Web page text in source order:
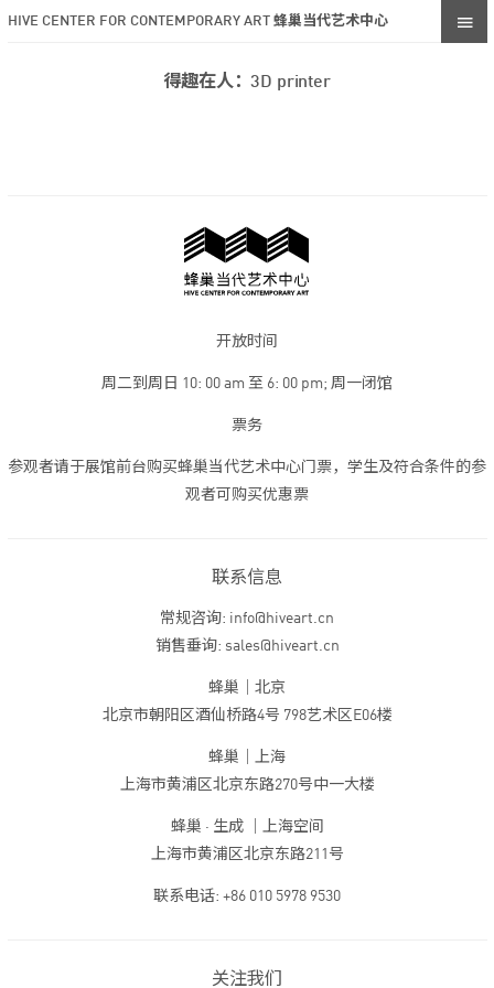
HIVE CENTER FOR CONTEMPORARY ART 蜂巢当代艺术中心
得趣在人：3D printer
开放时间
周二到周日 10: 00 am 至 6: 00 pm; 周一闭馆
票务
参观者请于展馆前台购买蜂巢当代艺术中心门票，学生及符合条件的参
观者可购买优惠票
联系信息
常规咨询: info@hiveart.cn
销售垂询: sales@hiveart.cn
蜂巢｜北京
北京市朝阳区酒仙桥路4号 798艺术区E06楼
蜂巢｜上海
上海市黄浦区北京东路270号中一大楼
蜂巢 · 生成 ｜上海空间
上海市黄浦区北京东路211号
联系电话: +86 010 5978 9530
关注我们